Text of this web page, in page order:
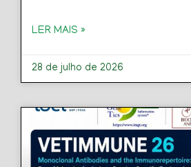
LER MAIS »
28 de julho de 2026